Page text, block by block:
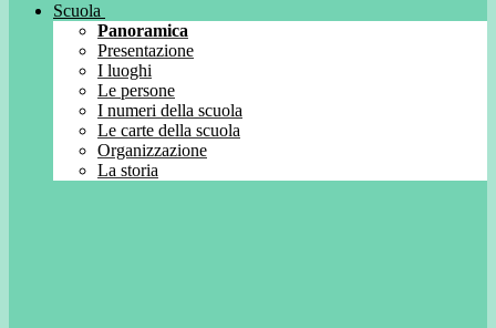
Scuola
Panoramica
Presentazione
I luoghi
Le persone
I numeri della scuola
Le carte della scuola
Organizzazione
La storia